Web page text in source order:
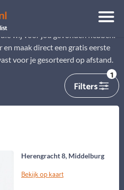
wij voor jou gevonden hebben.
maak direct een gratis eerste
voor je gesorteerd op afstand.
Filters
1
Herengracht 8, Middelburg
Bekijk op kaart